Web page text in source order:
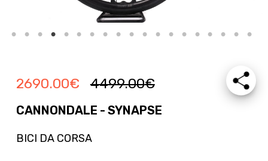
2690.00€ 4499.00€
CANNONDALE - SYNAPSE
BICI DA CORSA